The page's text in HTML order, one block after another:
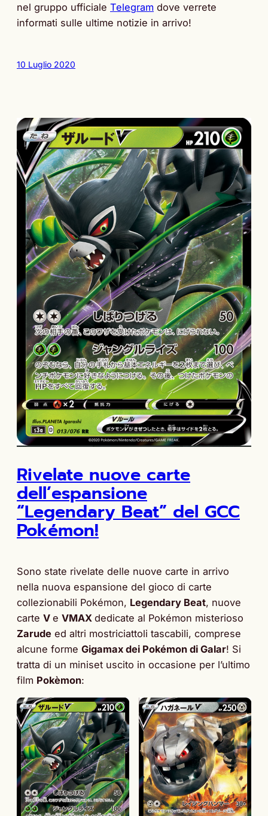
nel gruppo ufficiale Telegram dove verrete
informati sulle ultime notizie in arrivo!
10 Luglio 2020
Rivelate nuove carte
dell’espansione
“Legendary Beat” del GCC
Pokémon!
Sono state rivelate delle nuove carte in arrivo
nella nuova espansione del gioco di carte
collezionabili Pokémon, Legendary Beat, nuove
carte V e VMAX dedicate al Pokémon misterioso
Zarude ed altri mostriciattoli tascabili, comprese
alcune forme Gigamax dei Pokémon di Galar! Si
tratta di un miniset uscito in occasione per l’ultimo
film Pokèmon: